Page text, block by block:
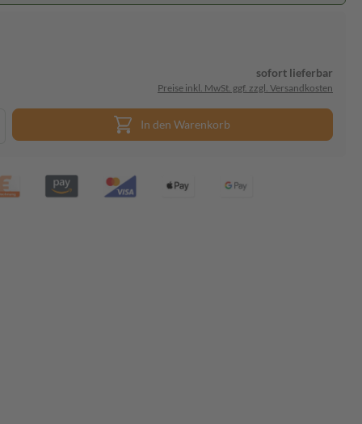
sofort lieferbar
Preise inkl. MwSt. ggf. zzgl. Versandkosten
In den Warenkorb